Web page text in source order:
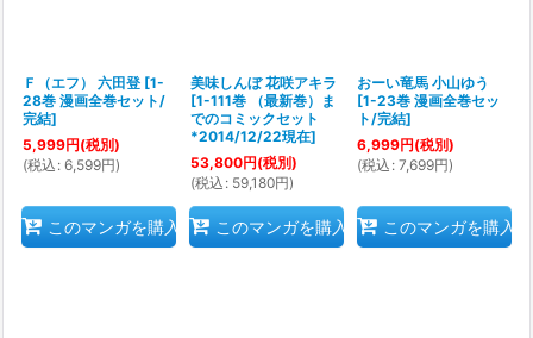
Ｆ（エフ） 六田登 [1-
28巻 漫画全巻セット/
完結]
5,999円(税別)
(税込 : 6,599円)
このマンガを購入
美味しんぼ 花咲アキラ
[1-111巻 （最新巻）ま
でのコミックセット
*2014/12/22現在]
53,800円(税別)
(税込 : 59,180円)
このマンガを購入
おーい竜馬 小山ゆう
[1-23巻 漫画全巻セッ
ト/完結]
6,999円(税別)
(税込 : 7,699円)
このマンガを購入